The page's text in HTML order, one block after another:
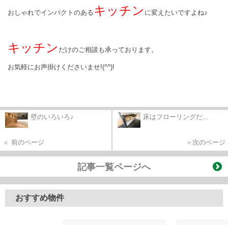
おしゃれでインパクトのある キッチン に変えたいですよね♪
キッチン だけのご相談も承っております。
お気軽にお声掛けくださいませ!(^^)!
壁のいろいろ♪
＜ 前のページ
床はフローリングだ...
＞次のページ
記事一覧ページへ
おすすめ物件